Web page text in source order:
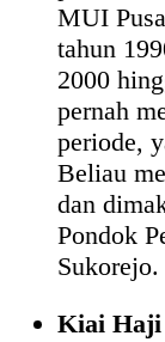
MUI
tahun
2000
pernah
periode,
Beliau
dan
Pondok
Sukorejo.
Kiai Haji